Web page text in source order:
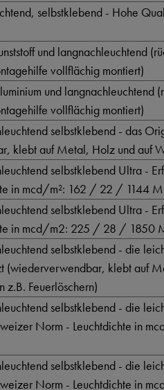
selbstklebend - Hohe
und langnachleuchtend
vollflächig montiert)
und langnachleuchtend
vollflächig montiert)
selbstklebend - das
klebt auf Metal, Holz und auf
selbstklebend Ultra -
in mcd/m²: 162 / 22 / 1144
selbstklebend Ultra -
in mcd/m2: 225 / 28 / 1850
selbstklebend - die
(wiederverwendbar, klebt auf
z.B. Feuerlöschern)
selbstklebend - die
Norm - Leuchtdichte in
selbstklebend - die
Norm - Leuchtdichte in